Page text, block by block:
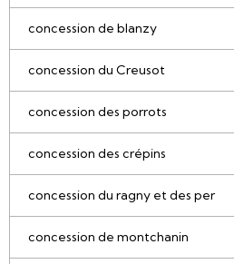
concession de blanzy
concession du Creusot
concession des porrots
concession des crépins
concession du ragny et des per
concession de montchanin